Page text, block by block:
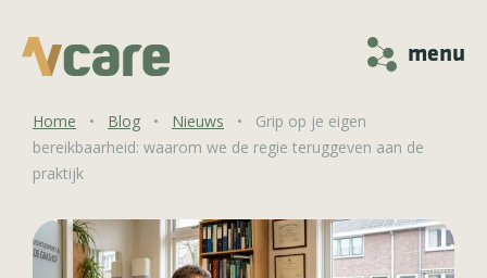
menu
Home • Blog • Nieuws •
Grip op je eigen
bereikbaarheid: waarom we de regie teruggeven aan de
praktijk